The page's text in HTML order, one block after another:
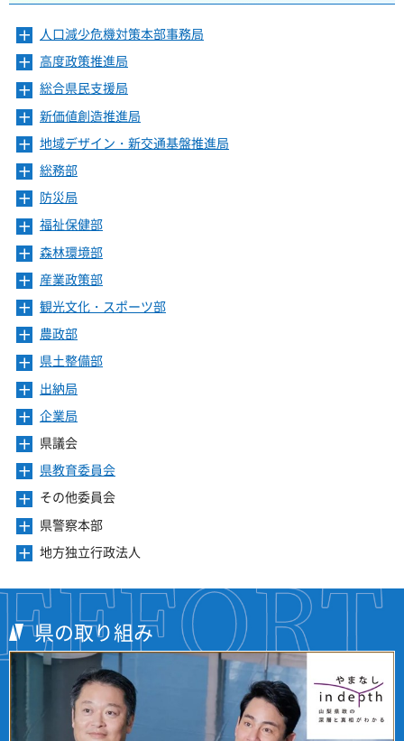
メ
ニ
ュ
ー
を
開
き
ま
す
人口減少危機対策本部事務局
メ
ニ
ュ
ー
を
開
き
ま
す
高度政策推進局
メ
ニ
ュ
ー
を
開
き
ま
す
総合県民支援局
メ
ニ
ュ
ー
を
開
き
ま
す
新価値創造推進局
メ
ニ
ュ
ー
開
き
ま
す
地域デザイン・新交通基盤推進局
メ
ニ
ュ
ー
を
開
き
ま
す
総務部
メ
ニ
ュ
ー
を
開
き
ま
す
防災局
メ
ニ
ュ
ー
を
開
き
ま
す
福祉保健部
メ
ニ
ュ
ー
を
開
き
ま
す
森林環境部
メ
ニ
ュ
ー
開
き
ま
す
産業政策部
メ
ニ
ュ
ー
を
開
き
ま
す
観光文化・スポーツ部
メ
ニ
ュ
ー
を
開
き
ま
す
農政部
メ
ニ
ュ
ー
を
開
き
ま
す
県土整備部
メ
ニ
ュ
ー
を
開
き
ま
す
出納局
メ
ニ
ュ
ー
開
き
ま
す
企業局
メ
ニ
ュ
ー
を
開
き
ま
県議会
メ
ニ
ュ
ー
を
開
ま
県教育委員会
メ
ニ
ュ
ー
を
開
ま
す
その他委員会
メ
ニ
ュ
を
き
ま
す
県警察本部
メ
ュ
を
開
き
地方独立行政法人
県の取り組み